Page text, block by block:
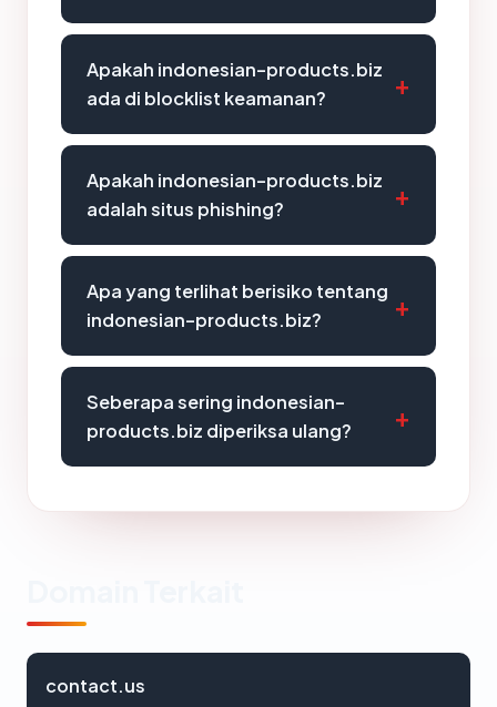
Apakah indonesian-products.biz
ada di blocklist keamanan?
Apakah indonesian-products.biz
adalah situs phishing?
Apa yang terlihat berisiko tentang
indonesian-products.biz?
Seberapa sering indonesian-
products.biz diperiksa ulang?
contact.us